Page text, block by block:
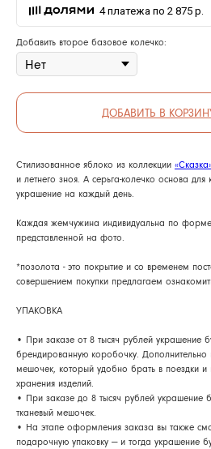
4 платежа по 2 875 р.
Добавить второе базовое колечко:
ДОБАВИТЬ В
Стилизованное яблоко из коллекции
и летнего зноя. А серьга-колечко основа
украшение на каждый день.
Каждая жемчужина индивидуальна по
представленной на фото.
*позолота - это покрытие и со временем
совершением покупки предлагаем
УПАКОВКА
• При заказе от 8 тысяч рублей украшение
брендированную коробочку. Дополнительно
мешочек, который удобно брать в поездки и
хранения изделий.
• При заказе до 8 тысяч рублей украшение
тканевый мешочек.
• На этапе оформления заказа вы также
подарочную упаковку — и тогда украшение